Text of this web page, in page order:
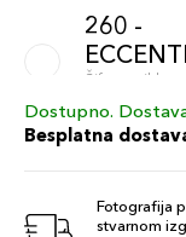
260 -
Šifra artikla
Šifra artikla
Dostupno.
Besplatna
Fotografija
stvarnom